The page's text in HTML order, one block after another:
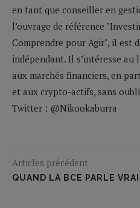
en tant que conseiller en
l’ouvrage de référence
Comprendre pour Agir", il est
indépendant. Il s’intéresse au
aux marchés financiers, en
et aux crypto-actifs, sans
Twitter : @Nikookaburra
Articles précédent
QUAND LA BCE PARLE